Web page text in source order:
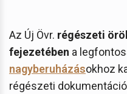
Az Új Övr. régészeti
fejezetében a
nagyberuházásokhoz
régészeti